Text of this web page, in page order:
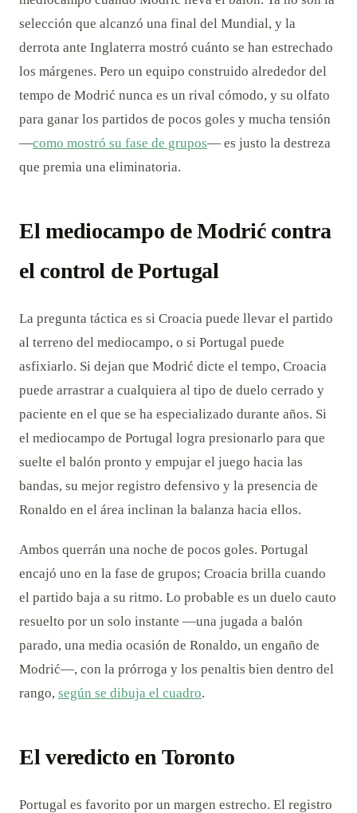
selección que alcanzó una final del Mundial, y la
derrota ante Inglaterra mostró cuánto se han estrechado
los márgenes. Pero un equipo construido alrededor del
tempo de Modrić nunca es un rival cómodo, y su olfato
para ganar los partidos de pocos goles y mucha tensión
—como mostró su fase de grupos— es justo la destreza
que premia una eliminatoria.
El mediocampo de Modrić contra
el control de Portugal
La pregunta táctica es si Croacia puede llevar el partido
al terreno del mediocampo, o si Portugal puede
asfixiarlo. Si dejan que Modrić dicte el tempo, Croacia
puede arrastrar a cualquiera al tipo de duelo cerrado y
paciente en el que se ha especializado durante años. Si
el mediocampo de Portugal logra presionarlo para que
suelte el balón pronto y empujar el juego hacia las
bandas, su mejor registro defensivo y la presencia de
Ronaldo en el área inclinan la balanza hacia ellos.
Ambos querrán una noche de pocos goles. Portugal
encajó uno en la fase de grupos; Croacia brilla cuando
el partido baja a su ritmo. Lo probable es un duelo cauto
resuelto por un solo instante —una jugada a balón
parado, una media ocasión de Ronaldo, un engaño de
Modrić—, con la prórroga y los penaltis bien dentro del
rango, según se dibuja el cuadro.
El veredicto en Toronto
Portugal es favorito por un margen estrecho. El registro